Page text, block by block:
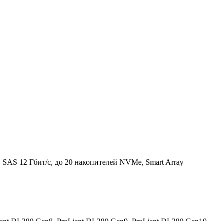
12 Гбит/с, до 20 накопителей NVMe, Smart Array